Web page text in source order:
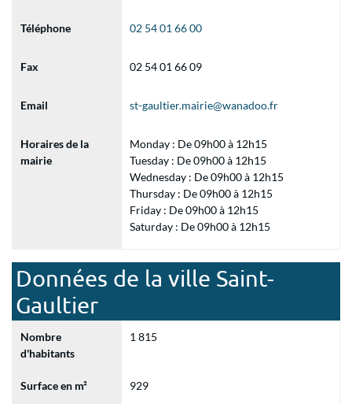
Téléphone 02 54 01 66 00
Fax 02 54 01 66 09
Email st-gaultier.mairie@wanadoo.fr
Horaires de la
mairie
Monday : De 09h00 à 12h15
Tuesday : De 09h00 à 12h15
Wednesday : De 09h00 à 12h15
Thursday : De 09h00 à 12h15
Friday : De 09h00 à 12h15
Saturday : De 09h00 à 12h15
Données de la ville Saint-
Gaultier
Nombre
d'habitants
1 815
Surface en m² 929